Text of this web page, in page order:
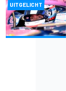
UITGELICHT